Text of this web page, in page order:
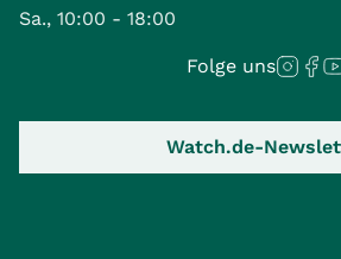
Sa., 10:00 - 18:00
Folge uns
Watch.de-